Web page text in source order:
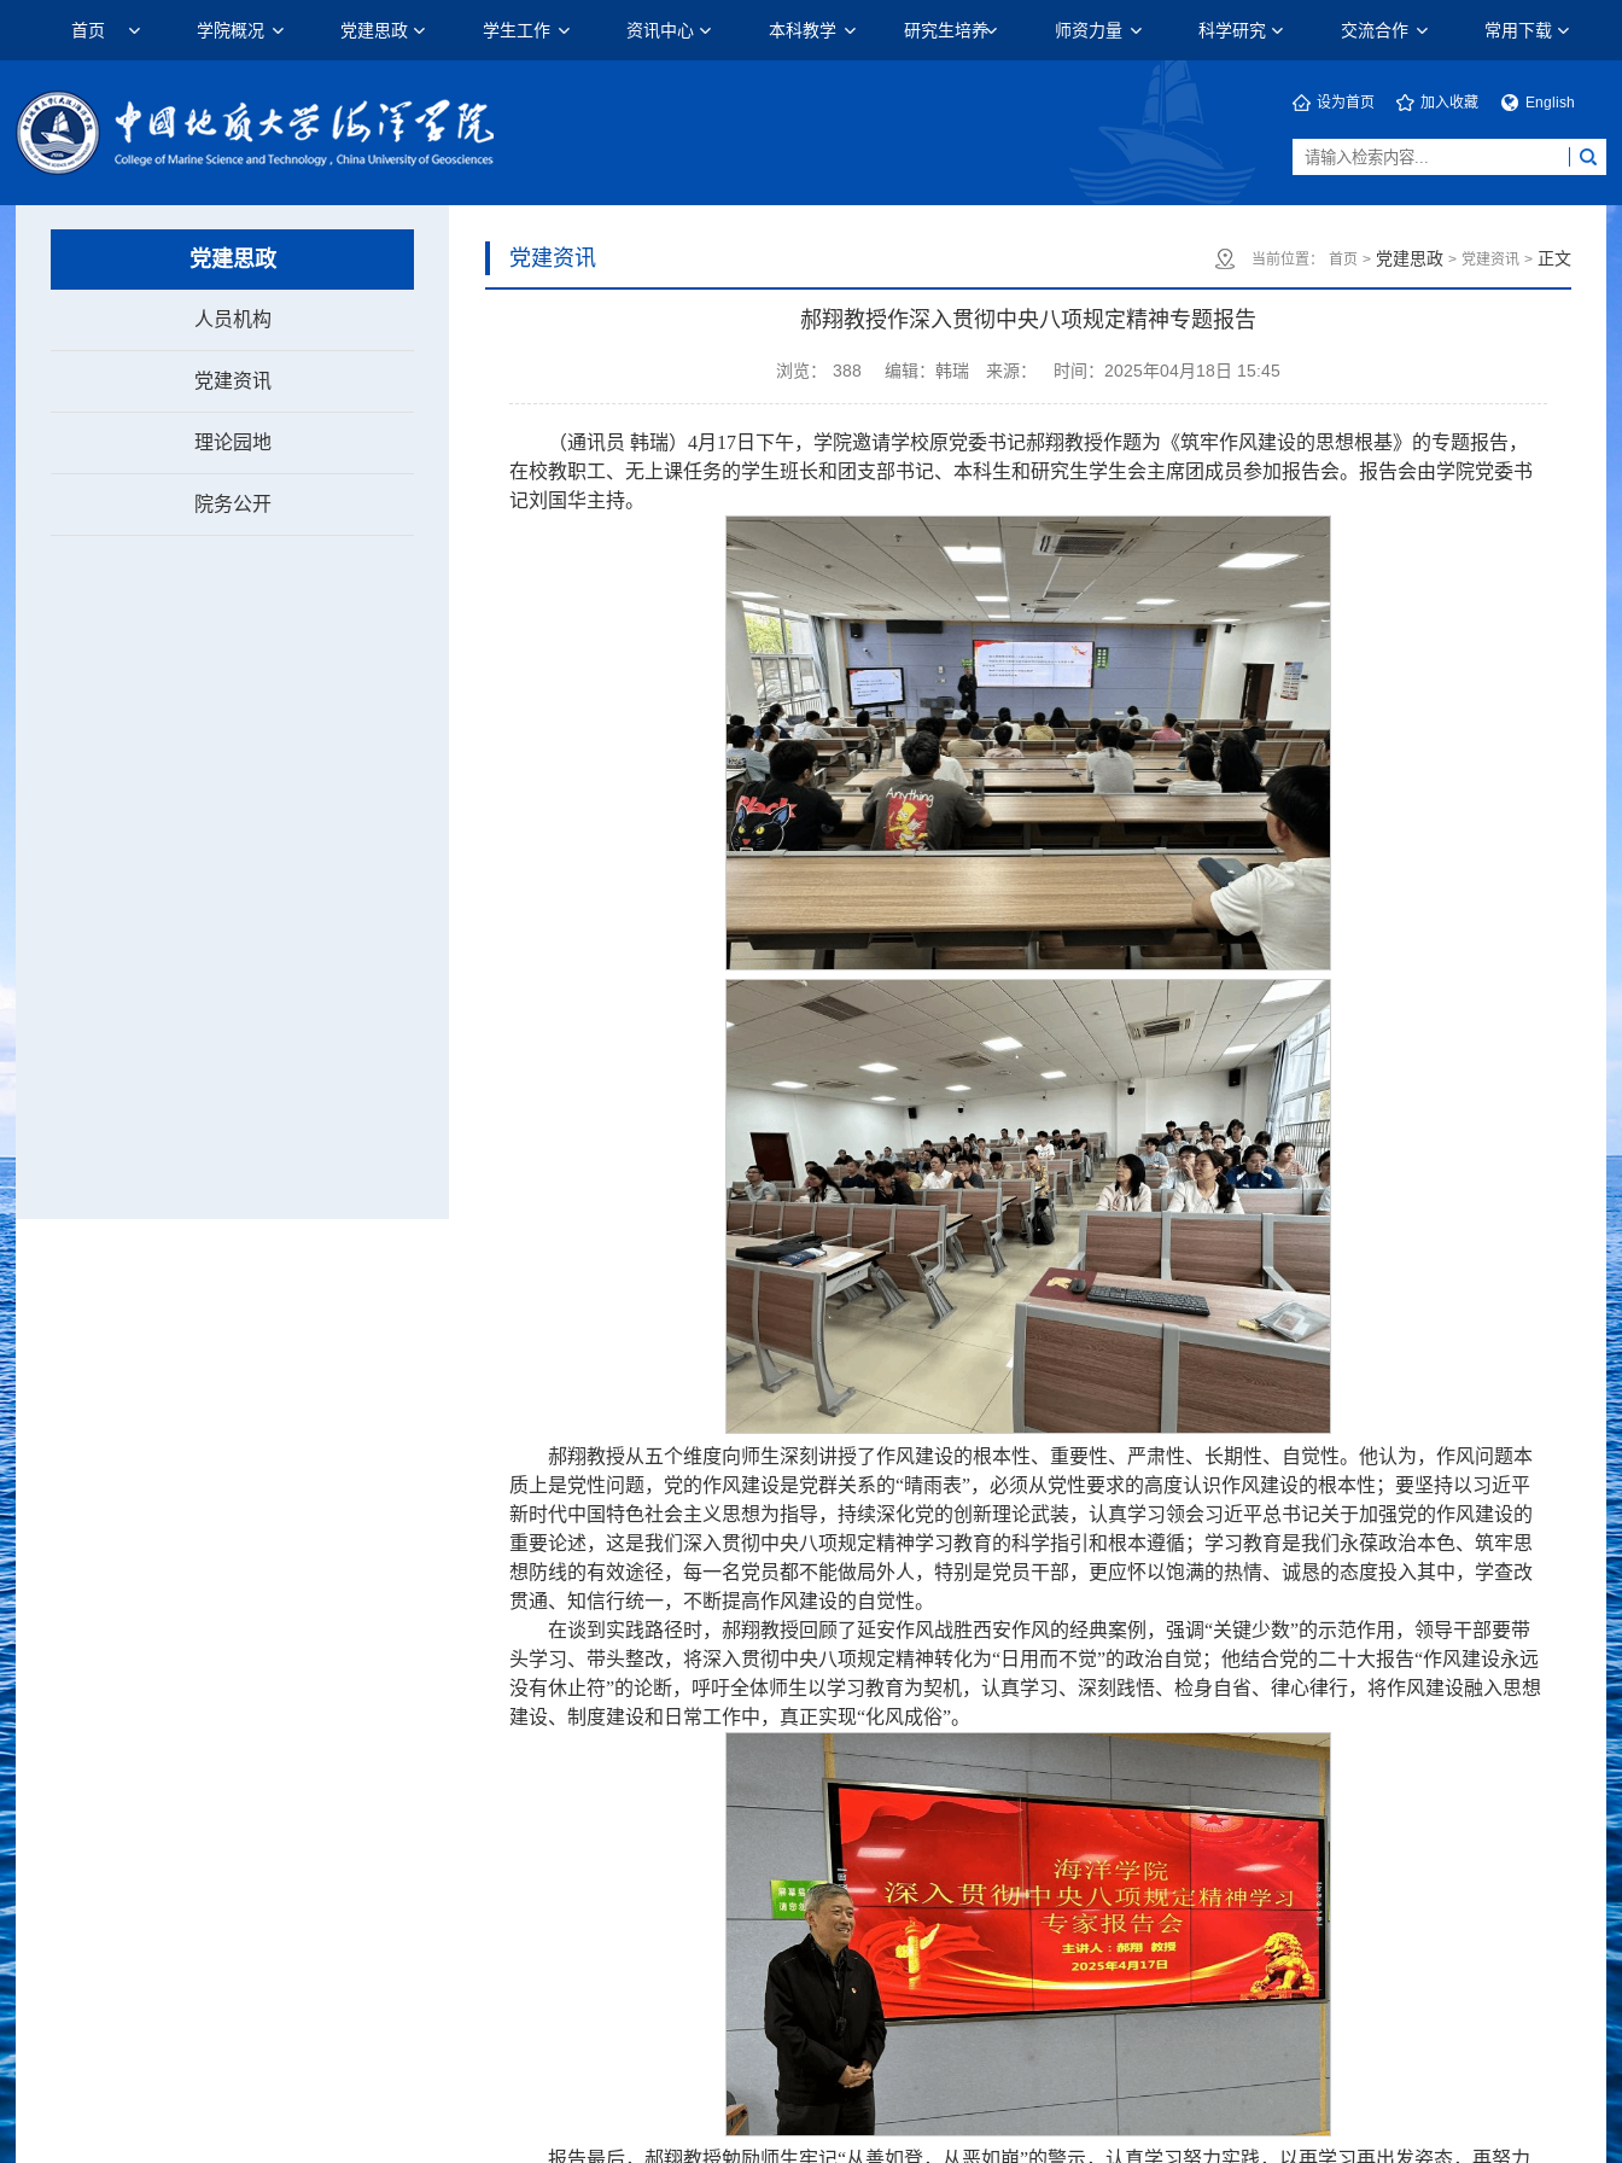
首页 学院概况 党建思政 学生工作 资讯中心 本科教学 研究生培养 师资力量 科学研究 交流合作 常用下载
设为首页 加入收藏 English
党建思政
人员机构
党建资讯
理论园地
院务公开
党建资讯 当前位置： 首页 >党建思政 > 党建资讯 >正文
郝翔教授作深入贯彻中央八项规定精神专题报告
浏览： 388 编辑：韩瑞 来源： 时间：2025年04月18日 15:45
（通讯员 韩瑞）4月17日下午，学院邀请学校原党委书记郝翔教授作题为《筑牢作风建设的思想根基》的专题报告，
在校教职工、无上课任务的学生班长和团支部书记、本科生和研究生学生会主席团成员参加报告会。报告会由学院党委书
记刘国华主持。
郝翔教授从五个维度向师生深刻讲授了作风建设的根本性、重要性、严肃性、长期性、自觉性。他认为，作风问题本
质上是党性问题，党的作风建设是党群关系的“晴雨表”，必须从党性要求的高度认识作风建设的根本性；要坚持以习近平
新时代中国特色社会主义思想为指导，持续深化党的创新理论武装，认真学习领会习近平总书记关于加强党的作风建设的
重要论述， 这是我们深入贯彻中央八项规定精神学习教育的科学指引和根本遵循；学习教育是我们永葆政治本色、筑牢思
想防线的有效途径，每一名党员都不能做局外人，特别是党员干部，更应怀以饱满的热情、诚恳的态度投入其中，学查改
贯通、知信行统一，不断提高作风建设的自觉性。
在谈到实践路径时，郝翔教授回顾了延安作风战胜西安作风的经典案例，强调“关键少数”的示范作用，领导干部要带
头学习、带头整改， 将深入贯彻中央八项规定精神转化为“日用而不觉”的政治自觉 ；他结合党的二十大报告“作风建设永远
没有休止符”的论断，呼吁全体师生以学习教育为契机，认真学习、深刻践悟、检身自省、律心律行，将作风建设融入思想
建设、制度建设和日常工作中，真正实现“化风成俗”。
报告最后，郝翔教授勉励师生牢记“从善如登，从恶如崩”的警示，认真学习努力实践，以再学习再出发姿态，再努力